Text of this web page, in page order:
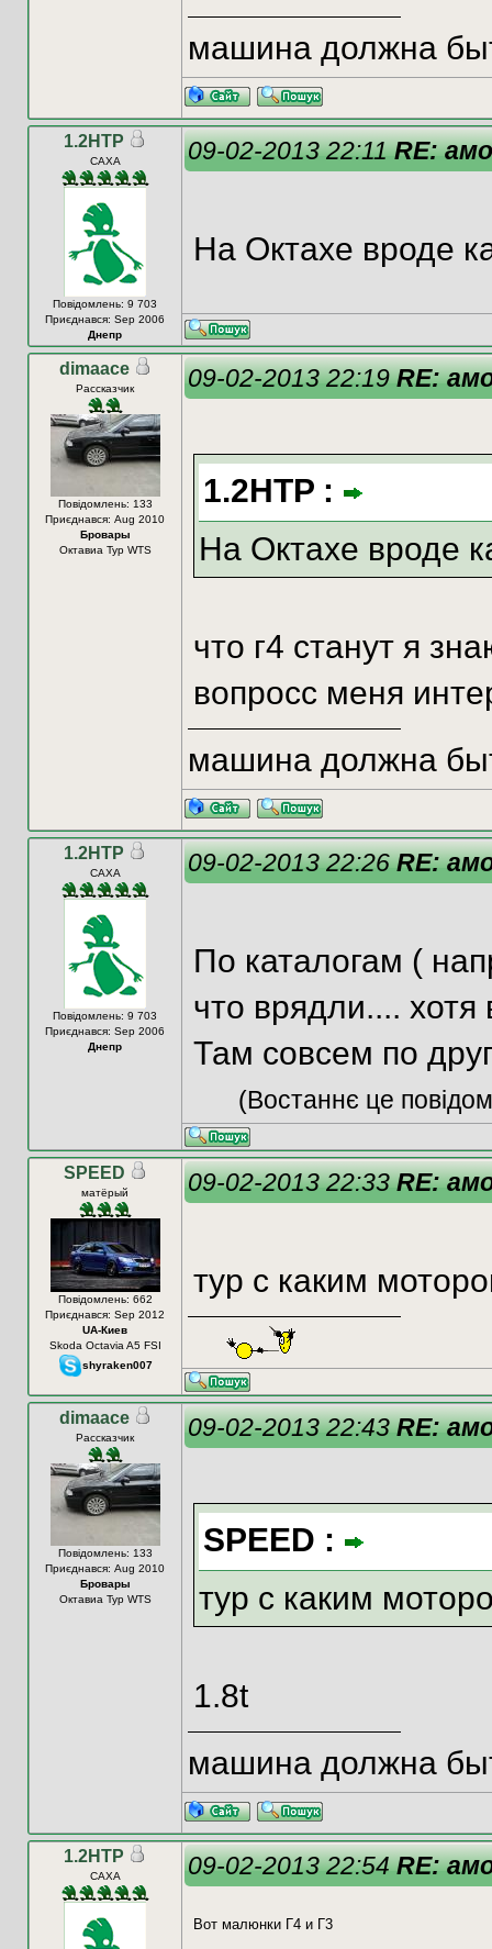
машина должна
1.2HTP
CAXA
Повідомлень: 9 703
Приєднався: Sep 2006
Днепр
09-02-2013 22:11RE:
На Октахе вроде
dimaace
Рассказчик
Повідомлень: 133
Приєднався: Aug 2010
Бровары
Октавиа Тур WTS
09-02-2013 22:19RE:
1.2HTP :
На Октахе вроде
что г4 станут я
вопросс меня
машина должна
1.2HTP
CAXA
Повідомлень: 9 703
Приєднався: Sep 2006
Днепр
09-02-2013 22:26RE:
По каталогам (
что врядли....
Там совсем по
(Востаннє це
SPEED
матёрый
Повідомлень: 662
Приєднався: Sep 2012
UA-Киев
Skoda Octavia A5 FSI
shyraken007
09-02-2013 22:33RE:
тур с каким
dimaace
Рассказчик
Повідомлень: 133
Приєднався: Aug 2010
Бровары
Октавиа Тур WTS
09-02-2013 22:43RE:
SPEED :
тур с каким
1.8t
машина должна
1.2HTP
CAXA 09-02-2013 22:54RE:
Вот малюнки Г4 и Г3